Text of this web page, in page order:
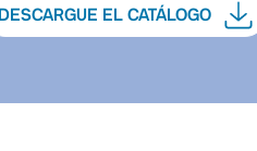
DESCARGUE EL CATÁLOGO